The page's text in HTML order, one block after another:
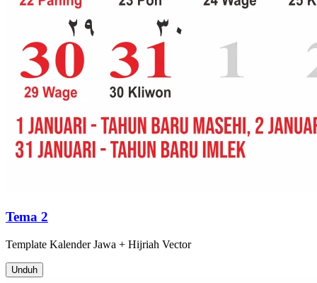
Tema 2
Template Kalender Jawa + Hijriah Vector
Unduh